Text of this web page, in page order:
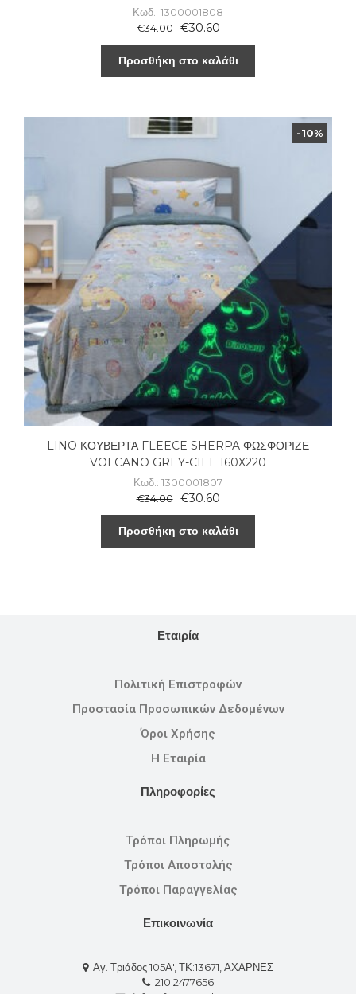
Κωδ.: 1300001808
€34.00 €30.60
Προσθήκη στο καλάθι
-10%
LINO ΚΟΥΒΕΡΤΑ FLEECE SHERPA ΦΩΣΦΟΡΙΖΕ
VOLCANO GREY-CIEL 160X220
Κωδ.: 1300001807
€34.00 €30.60
Προσθήκη στο καλάθι
Εταιρία
Πολιτική Επιστροφών
Προστασία Προσωπικών Δεδομένων
Όροι Χρήσης
Η Εταιρία
Πληροφορίες
Τρόποι Πληρωμής
Τρόποι Αποστολής
Τρόποι Παραγγελίας
Επικοινωνία
Αγ. Τριάδος 105Α', ΤΚ:13671, ΑΧΑΡΝΕΣ
210 2477656